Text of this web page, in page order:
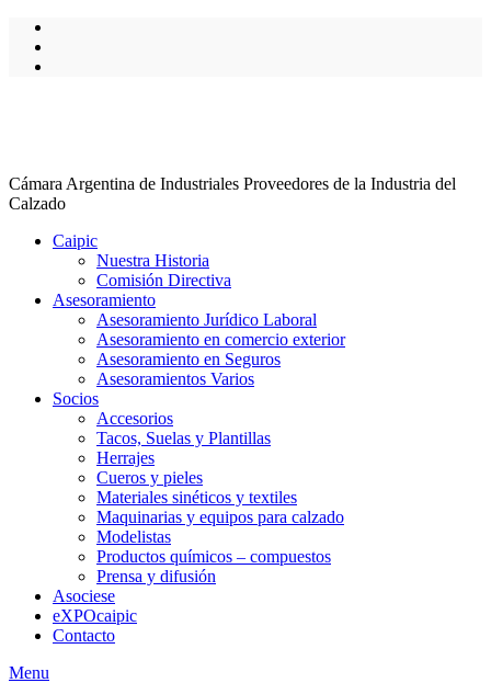
Cámara Argentina de Industriales Proveedores de la Industria del
Calzado
Caipic
Nuestra Historia
Comisión Directiva
Asesoramiento
Asesoramiento Jurídico Laboral
Asesoramiento en comercio exterior
Asesoramiento en Seguros
Asesoramientos Varios
Socios
Accesorios
Tacos, Suelas y Plantillas
Herrajes
Cueros y pieles
Materiales sinéticos y textiles
Maquinarias y equipos para calzado
Modelistas
Productos químicos – compuestos
Prensa y difusión
Asociese
eXPOcaipic
Contacto
Menu